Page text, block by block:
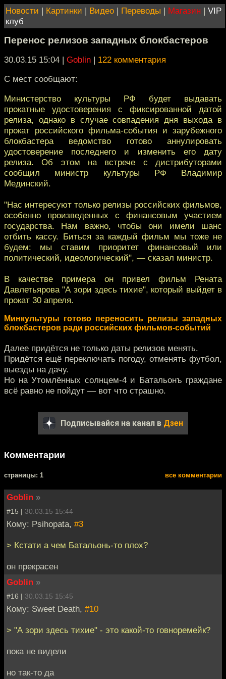
Новости | Картинки | Видео | Переводы | Магазин | VIP
клуб
Перенос релизов западных блокбастеров
30.03.15 15:04 | Goblin | 122 комментария
C мест сообщают:
Министерство культуры РФ будет выдавать
прокатные удостоверения с фиксированной датой
релиза, однако в случае совпадения дня выхода в
прокат российского фильма-события и зарубежного
блокбастера ведомство готово аннулировать
удостоверение последнего и изменить его дату
релиза. Об этом на встрече с дистрибуторами
сообщил министр культуры РФ Владимир
Мединский.
"Нас интересуют только релизы российских фильмов,
особенно произведенных с финансовым участием
государства. Нам важно, чтобы они имели шанс
отбить кассу. Биться за каждый фильм мы тоже не
будем: мы ставим приоритет финансовый или
политический, идеологический", — сказал министр.
В качестве примера он привел фильм Рената
Давлетьярова "А зори здесь тихие", который выйдет в
прокат 30 апреля.
Минкультуры готово переносить релизы западных
блокбастеров ради российских фильмов-событий
Далее придётся не только даты релизов менять.
Придётся ещё переключать погоду, отменять футбол,
выезды на дачу.
Но на Утомлённых солнцем-4 и Батальонъ граждане
всё равно не пойдут — вот что страшно.
Подписывайся на канал в Дзен
Комментарии
cтраницы: 1 все комментарии
Goblin »
#15 | 30.03.15 15:44
Кому: Psihopata, #3
> Кстати а чем Батальонь-то плох?
он прекрасен
Goblin »
#16 | 30.03.15 15:45
Кому: Sweet Death, #10
> "А зори здесь тихие" - это какой-то говноремейк?
пока не видели
но так-то да